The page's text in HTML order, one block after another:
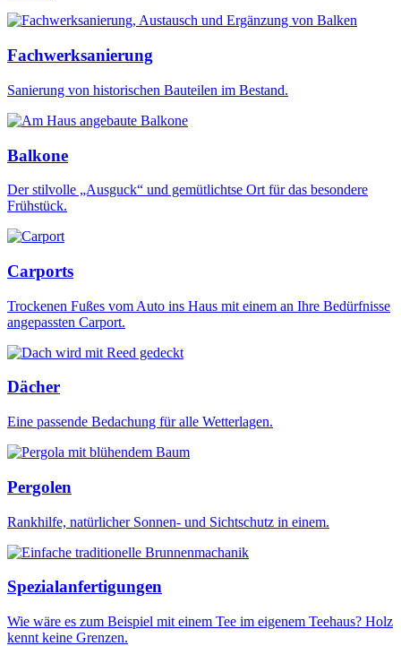
Fachwerksanierung
Sanierung von historischen Bauteilen im Bestand.
Balkone
Der stilvolle „Ausguck“ und gemütlichtse Ort für das besondere
Frühstück.
Carports
Trockenen Fußes vom Auto ins Haus mit einem an Ihre Bedürfnisse
angepassten Carport.
Dächer
Eine passende Bedachung für alle Wetterlagen.
Pergolen
Rankhilfe, natürlicher Sonnen- und Sichtschutz in einem.
Spezialanfertigungen
Wie wäre es zum Beispiel mit einem Tee im eigenem Teehaus? Holz
kennt keine Grenzen.